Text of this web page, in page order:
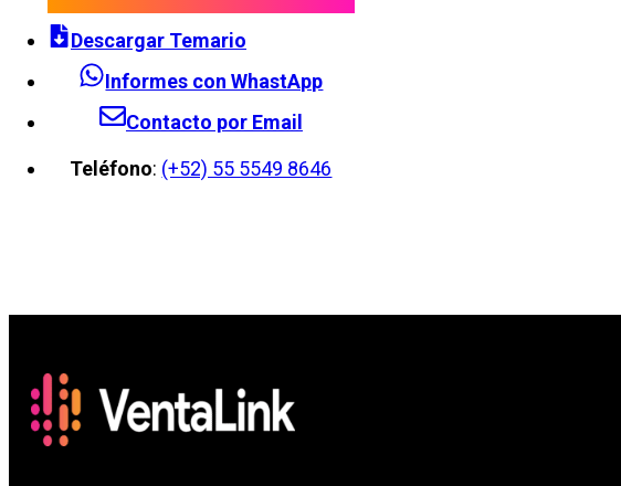
Descargar Temario
Informes con WhastApp
Contacto por Email
Teléfono: (+52) 55 5549 8646